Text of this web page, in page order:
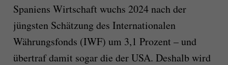
Spaniens Wirtschaft wuchs 2024 nach der
jüngsten Schätzung des Internationalen
Währungsfonds (IWF) um 3,1 Prozent – und
übertraf damit sogar die der USA. Deshalb wird